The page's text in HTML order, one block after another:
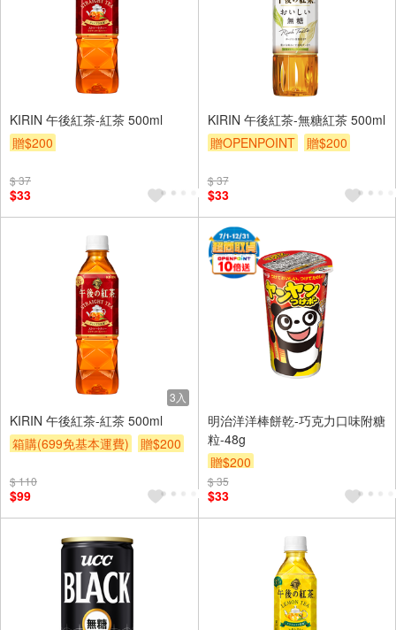
KIRIN 午後紅茶-紅茶 500ml
贈$200
$ 37
$33
KIRIN 午後紅茶-無糖紅茶 500ml
贈OPENPOINT
贈$200
$ 37
$33
3入
KIRIN 午後紅茶-紅茶 500ml
箱購(699免基本運費)
贈$200
$ 110
$99
明治洋洋棒餅乾-巧克力口味附糖
粒-48g
贈$200
$ 35
$33